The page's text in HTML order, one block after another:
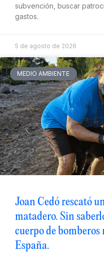
subvención, buscar
gastos.
5 de agosto de 2026
MEDIO AMBIENTE
Joan Cedó rescató
matadero. Sin
cuerpo de bomberos
España.